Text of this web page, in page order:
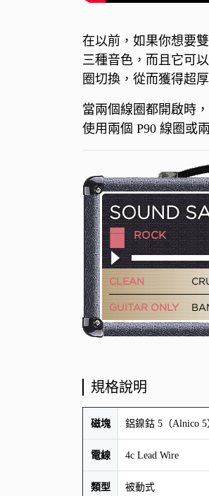
在以前，如果你想要
三種音色，而且它可
圈切換，從而獲得超
當兩個線圈都開啟時
使用兩個 P90 線圈或
規格說明
磁塊 鋁鎳鈷 5（Alnico 5
電線 4c Lead Wire
類型 被動式